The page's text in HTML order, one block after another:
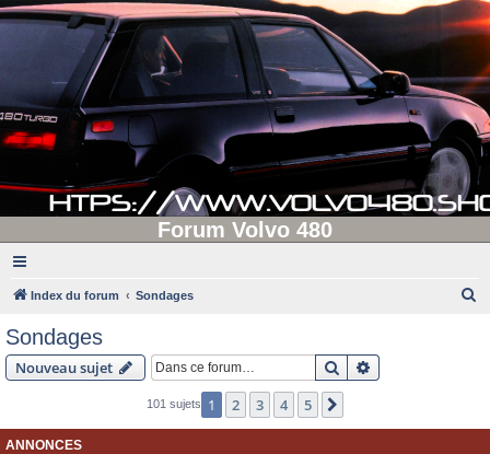
Forum Volvo 480
Index du forum Sondages
Sondages
Nouveau sujet Rechercher
101 sujets 1 2 3 4 5
ANNONCES